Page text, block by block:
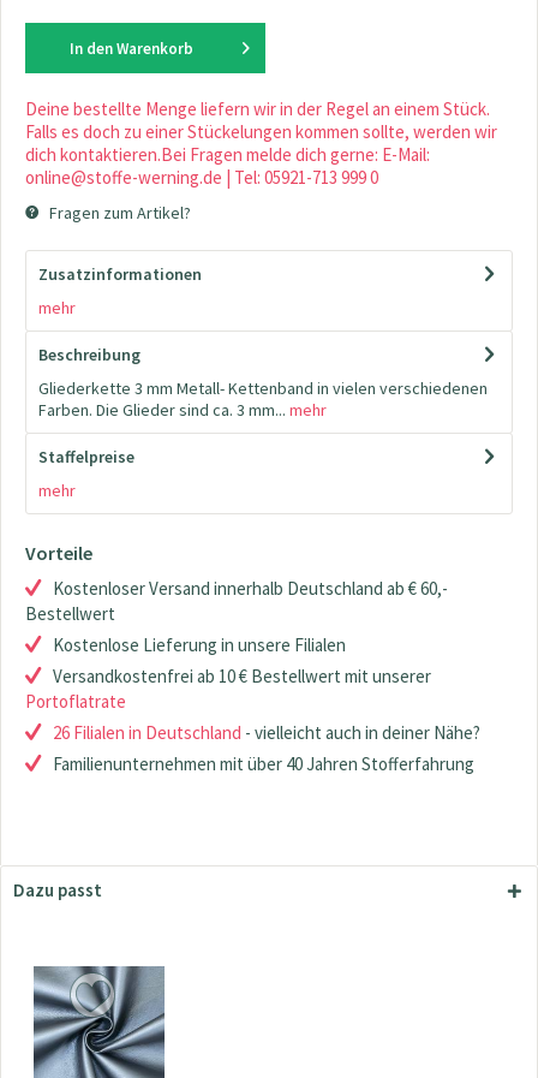
In den Warenkorb
Deine bestellte Menge liefern wir in der Regel an einem Stück.
Falls es doch zu einer Stückelungen kommen sollte, werden wir
dich kontaktieren.Bei Fragen melde dich gerne: E-Mail:
online@stoffe-werning.de | Tel: 05921-713 999 0
Fragen zum Artikel?
Zusatzinformationen
mehr
Beschreibung
Gliederkette 3 mm Metall- Kettenband in vielen verschiedenen
Farben. Die Glieder sind ca. 3 mm... mehr
Staffelpreise
mehr
Vorteile
Kostenloser Versand innerhalb Deutschland ab € 60,-
Bestellwert
Kostenlose Lieferung in unsere Filialen
Versandkostenfrei ab 10 € Bestellwert mit unserer
Portoflatrate
26 Filialen in Deutschland - vielleicht auch in deiner Nähe?
Familienunternehmen mit über 40 Jahren Stofferfahrung
Dazu passt